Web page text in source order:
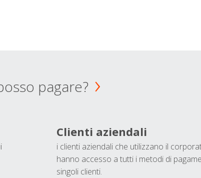
pagare?
Clienti aziendali
i clienti aziendali che utilizzano il
hanno accesso a tutti i metodi di
singoli clienti.